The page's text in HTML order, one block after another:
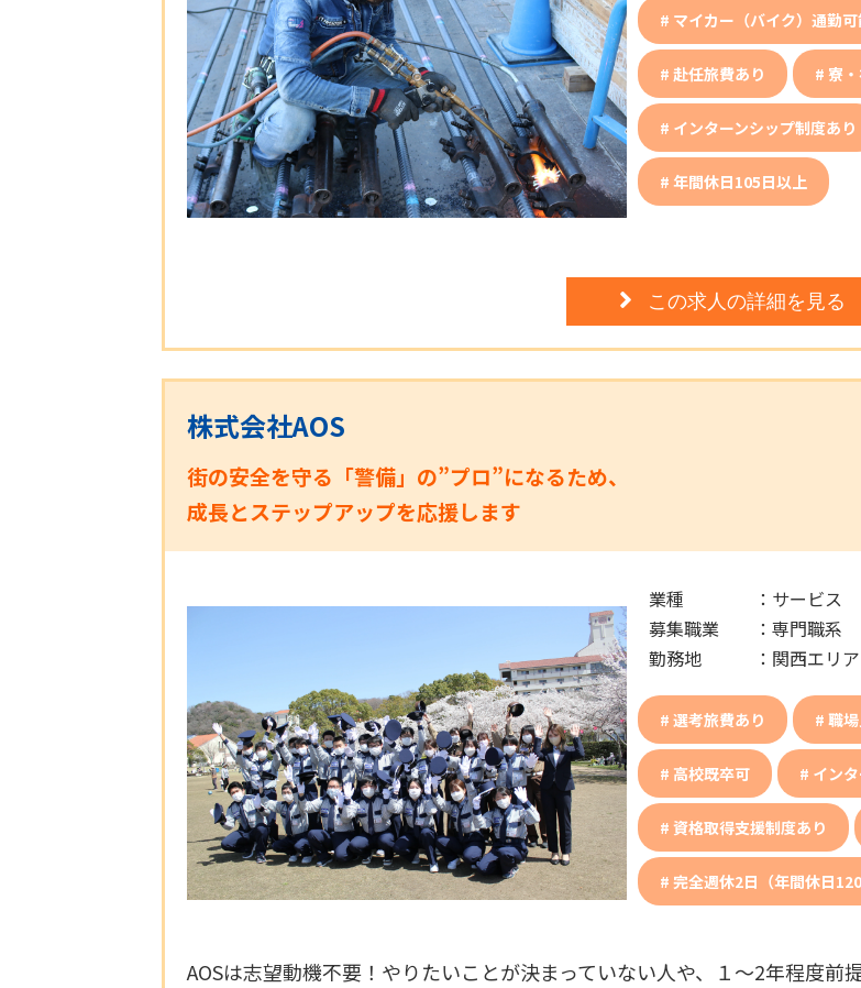
マイカー（バイク）通勤
赴任旅費あり 寮
インターンシップ制度あり
年間休日105日以上
この求人の詳細を見る
株式会社AOS
街の安全を守る「警備」の”プロ”になるため、
成長とステップアップを応援します
業種 ： サービス
募集職業
： 専門職系
勤務地
： 関西エリア
選考旅費あり 職
高校既卒可 イン
資格取得支援制度あり
完全週休2日（年間休日120
AOSは志望動機不要！やりたいことが決まっていない人や、１～2年程度前